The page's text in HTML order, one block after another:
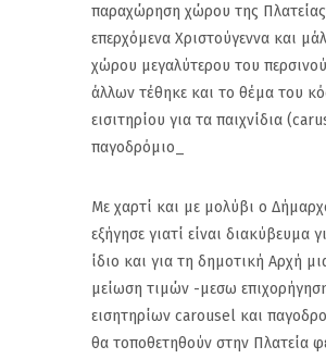
παραχώρηση χώρου της
επερχόμενα Χριστούγεννα και
χώρου μεγαλύτερου του
άλλων τέθηκε και το θέμα του
εισιτηρίου για τα παιχνίδια
παγοδρόμιο_
Με χαρτί και με μολύβι ο
εξήγησε γιατί είναι διακύβευμα
ίδιο και για τη δημοτική Αρχή
μείωση τιμών -μεσω
εισητηρίων carousel και
θα τοποθετηθούν στην Πλατεία